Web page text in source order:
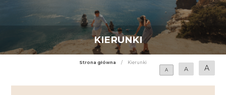
KIERUNKI
Strona główna /
Kierunki
A
A A